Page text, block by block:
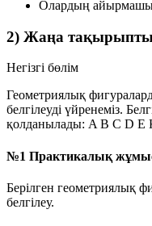
Олардың
2) Жаңа тақырыпты
Негізгі бөлім
Геометриялық
белгілеуді үйренеміз.
қолданылады: A B C D E
№1 Практикалық
Берілген геометриялық
белгілеу.